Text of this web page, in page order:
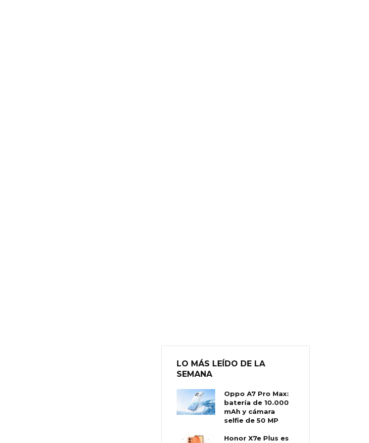
LO MÁS LEÍDO DE LA
SEMANA
Oppo A7 Pro Max:
batería de 10.000
mAh y cámara
selfie de 50 MP
Honor X7e Plus es